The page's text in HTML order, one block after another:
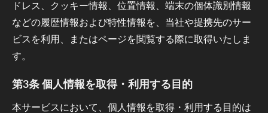
ドレス、クッキー情報、位置情報、端末の個体識別情報
などの履歴情報および特性情報を、当社や提携先のサー
ビスを利用、またはページを閲覧する際に取得いたしま
す。
第3条 個人情報を取得・利用する目的
本サービスにおいて、個人情報を取得・利用する目的は